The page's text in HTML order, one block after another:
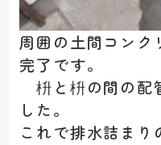
周囲の土間コンク
完了です。
枡と枡の間の配
した。
これで排水詰ま